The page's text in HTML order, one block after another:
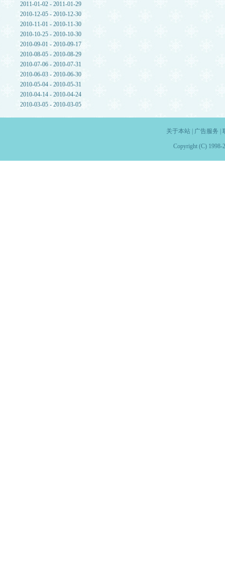
2011-01-02 - 2011-01-29
2010-12-05 - 2010-12-30
2010-11-01 - 2010-11-30
2010-10-25 - 2010-10-30
2010-09-01 - 2010-09-17
2010-08-05 - 2010-08-29
2010-07-06 - 2010-07-31
2010-06-03 - 2010-06-30
2010-05-04 - 2010-05-31
2010-04-14 - 2010-04-24
2010-03-05 - 2010-03-05
关于本站| 广告服务
Copyright (C) 1998-